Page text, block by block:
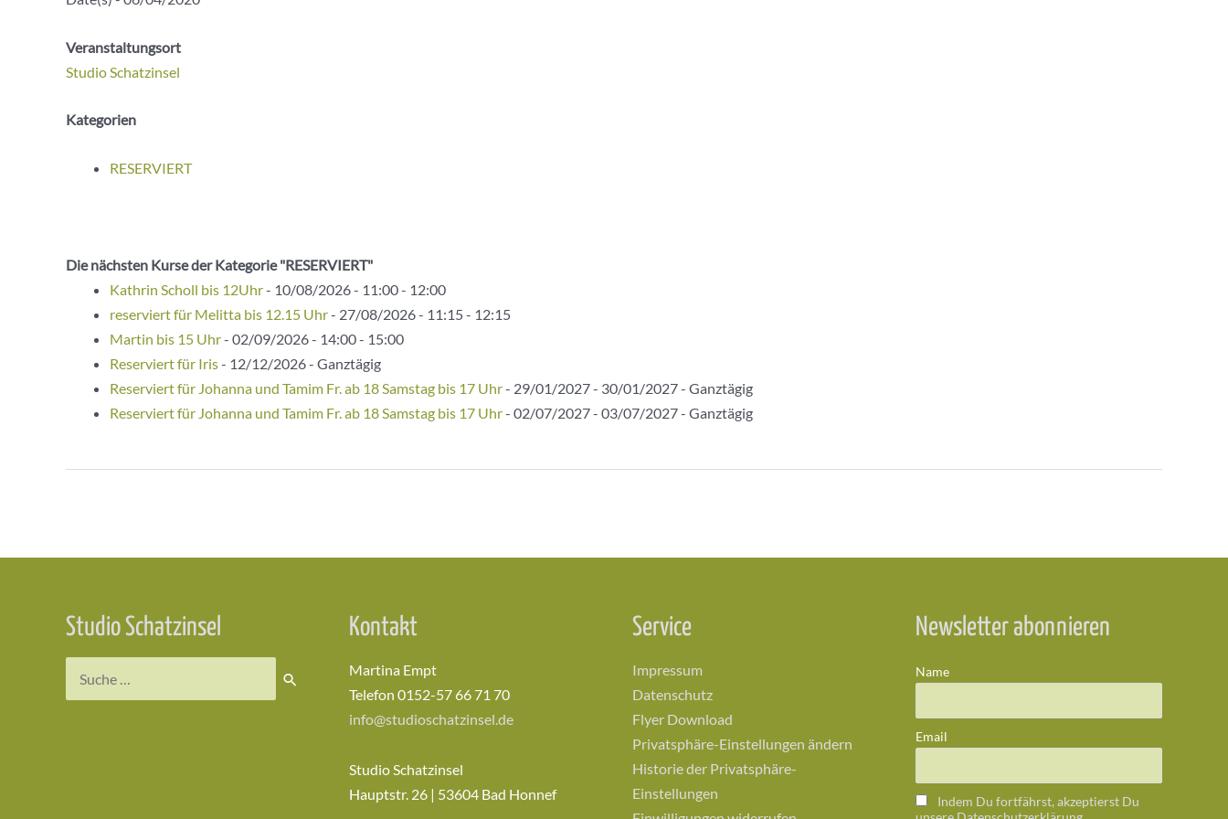
Veranstaltungsort
Studio Schatzinsel
Kategorien
RESERVIERT
Die nächsten Kurse der Kategorie "RESERVIERT"
Kathrin Scholl bis 12Uhr- 10/08/2026 - 11:00 - 12:00
reserviert für Melitta bis 12.15 Uhr- 27/08/2026 - 11:15 - 12:15
Martin bis 15 Uhr- 02/09/2026 - 14:00 - 15:00
Reserviert für Iris- 12/12/2026 - Ganztägig
Reserviert für Johanna und Tamim Fr. ab 18 Samstag bis 17 Uhr- 29/01/2027 - 30/01/2027 - Ganztägig
Reserviert für Johanna und Tamim Fr. ab 18 Samstag bis 17 Uhr- 02/07/2027 - 03/07/2027 - Ganztägig
Studio Schatzinsel Kontakt
Martina Empt
Telefon 0152-57 66 71 70
info@studioschatzinsel.de
Studio Schatzinsel
Hauptstr. 26 | 53604 Bad Honnef
Service
Impressum
Datenschutz
Flyer Download
Privatsphäre-Einstellungen ändern
Historie der Privatsphäre-
Einstellungen
Newsletter abonnieren
Name
Email
Indem Du fortfährst, akzeptierst Du